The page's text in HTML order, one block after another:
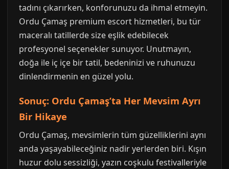
tadını çıkarırken, konforunuzu da ihmal etmeyin.
Ordu Çamaş premium escort hizmetleri, bu tür
maceralı tatillerde size eşlik edebilecek
profesyonel seçenekler sunuyor. Unutmayın,
doğa ile iç içe bir tatil, bedeninizi ve ruhunuzu
dinlendirmenin en güzel yolu.
Sonuç: Ordu Çamaş’ta Her Mevsim Ayrı
Bir Hikaye
Ordu Çamaş, mevsimlerin tüm güzelliklerini aynı
anda yaşayabileceğiniz nadir yerlerden biri. Kışın
huzur dolu sessizliği, yazın coşkulu festivalleriyle